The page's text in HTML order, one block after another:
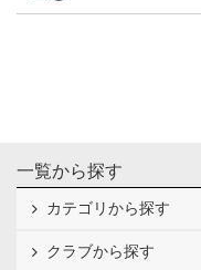
一覧から探す
カテゴリから探す
クラブから探す